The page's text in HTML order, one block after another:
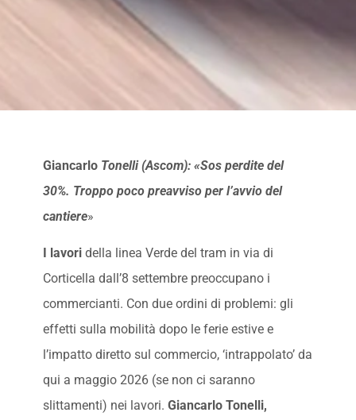
Giancarlo Tonelli (Ascom): «Sos perdite del
30%. Troppo poco preavviso per l’avvio del
cantiere»
I lavori della linea Verde del tram in via di
Corticella dall’8 settembre preoccupano i
commercianti. Con due ordini di problemi: gli
effetti sulla mobilità dopo le ferie estive e
l’impatto diretto sul commercio, ‘intrappolato’ da
qui a maggio 2026 (se non ci saranno
slittamenti) nei lavori. Giancarlo Tonelli,